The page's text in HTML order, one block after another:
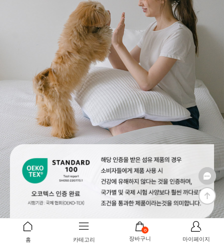
홈 카테고리
0
장바구니 마이페이지